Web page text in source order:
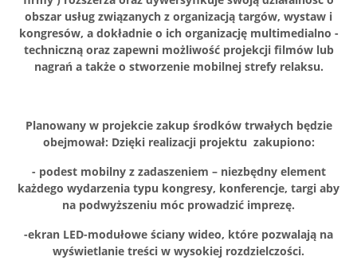
obszar usług związanych z organizacją targów, wystaw i
kongresów, a dokładnie o ich organizację multimedialno -
techniczną oraz zapewni możliwość projekcji filmów lub
nagrań a także o stworzenie mobilnej strefy relaksu.
Planowany w projekcie zakup środków trwałych będzie
obejmował: Dzięki realizacji projektu zakupiono:
- podest mobilny z zadaszeniem – niezbędny element
każdego wydarzenia typu kongresy, konferencje, targi aby
na podwyższeniu móc prowadzić imprezę.
-ekran LED-modułowe ściany wideo, które pozwalają na
wyświetlanie treści w wysokiej rozdzielczości.